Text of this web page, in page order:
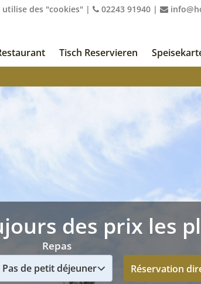
des "cookies" | 02243 91940|
Tisch Reservieren
des prix les
Repas